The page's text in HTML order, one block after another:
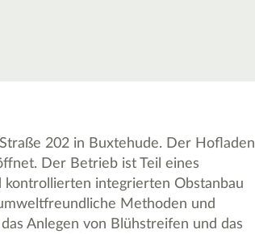
202 in Buxtehude. Der Hofladen
Der Betrieb ist Teil eines
integrierten Obstanbau
Methoden und
Anlegen von Blühstreifen und das